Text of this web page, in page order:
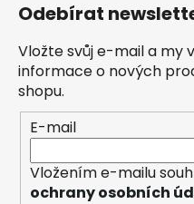
Odebírat
Vložte svůj e-mail a my
informace o nových
shopu.
E-mail
Vložením e-mailu
ochrany osobních